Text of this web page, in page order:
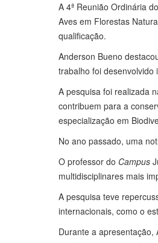
A 4ª Reunião Ordinária
Aves em Florestas
qualificação.
Anderson Bueno
trabalho foi
A pesquisa foi realizada
contribuem para a
especialização em
No ano passado, uma
O professor do Campus
multidisciplinares mais
A pesquisa teve
internacionais, como o
Durante a